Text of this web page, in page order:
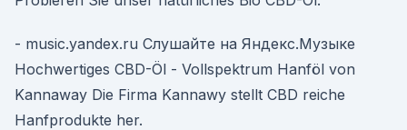
- music.yandex.ru Слушайте на Яндекс.Музыке
Hochwertiges CBD-Öl - Vollspektrum Hanföl von
Kannaway Die Firma Kannawy stellt CBD reiche
Hanfprodukte her.